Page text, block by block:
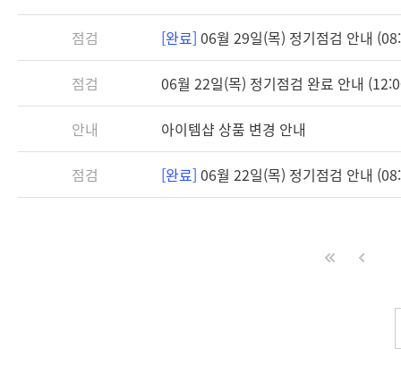
점검 [완료] 06월 29일(목) 정기점검 안내
점검 06월 22일(목) 정기점검 완료 안내
안내 아이템샵 상품 변경 안내
점검 [완료] 06월 22일(목) 정기점검 안내